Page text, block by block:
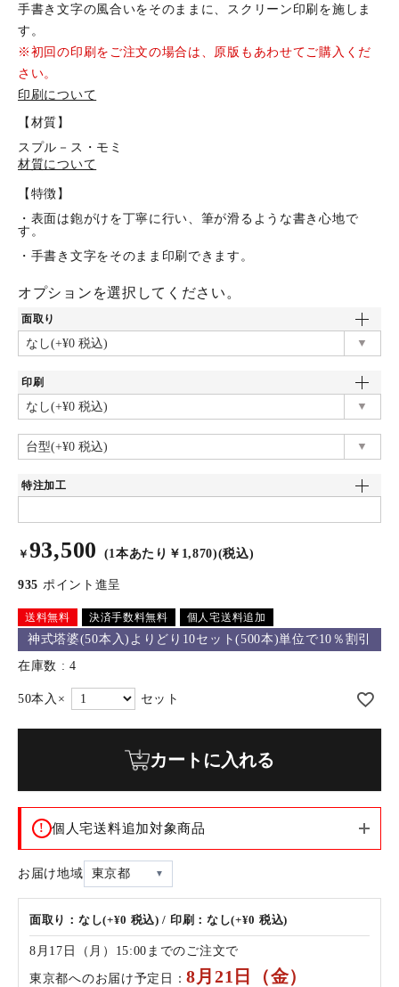
手書き文字の風合いをそのままに、スクリーン印刷を施しま
す。
※初回の印刷をご注文の場合は、原版もあわせてご購入くだ
さい。
印刷について
【材質】
スプル－ス・モミ
材質について
【特徴】
・表面は鉋がけを丁寧に行い、筆が滑るような書き心地で
す。
・手書き文字をそのまま印刷できます。
オプションを選択してください。
面取り
印刷
特注加工
￥ 93,500 (1本あたり￥1,870)(税込)
935 ポイント進呈
送料無料 決済手数料無料 個人宅送料追加
神式塔婆(50本入)よりどり10セット(500本)単位で10％割引
在庫数
4
カートに入れる
! 個人宅送料追加対象商品
お届け地域 東京都
面取り：なし(+¥0 税込) / 印刷：なし(+¥0 税込)
8月17日（月）15:00までのご注文で
東京都へのお届け予定日：8月21日（金）